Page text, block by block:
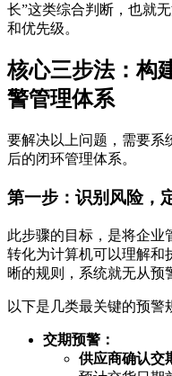
长”这类综合判断，也就
和优先级。
核心三步法：构
警管理体系
要解决以上问题，需要系
后的闭环管理体系。
第一步：识别风险，
此步骤的目标，是将企业
转化为计算机可以理解和
晰的规则，系统就无从预
以下是几类最关键的预警
交期预警：
供应商确认交